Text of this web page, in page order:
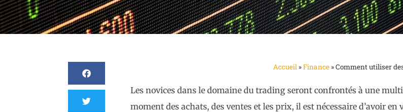
Accueil»Finance»Comment utiliser
Les novices dans le domaine du trading seront confrontés à une
moment des achats, des ventes et les prix, il est nécessaire d’avoir